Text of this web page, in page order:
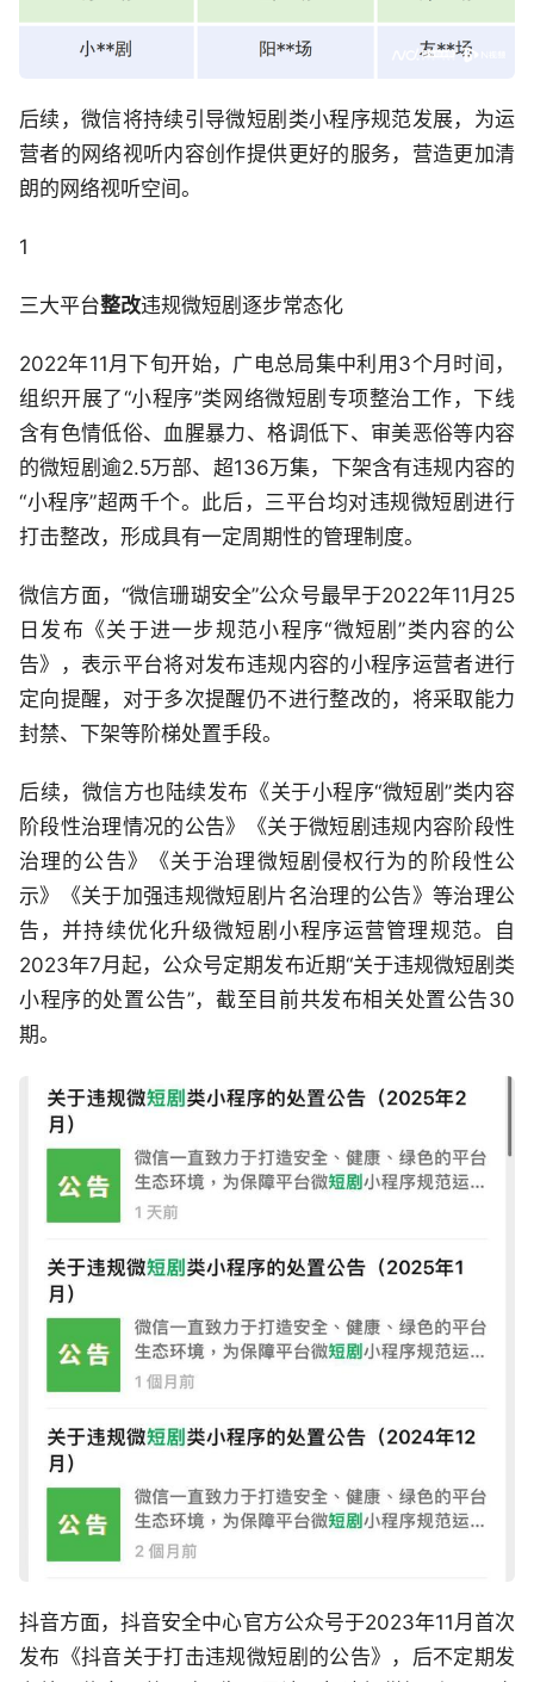
后续，微信将持续引导微短剧类小程序规范发展，为运
营者的网络视听内容创作提供更好的服务，营造更加清
朗的网络视听空间。
1
三大平台整改违规微短剧逐步常态化
2022年11月下旬开始，广电总局集中利用3个月时间，
组织开展了“小程序”类网络微短剧专项整治工作，下线
含有色情低俗、血腥暴力、格调低下、审美恶俗等内容
的微短剧逾2.5万部、超136万集，下架含有违规内容的
“小程序”超两千个。此后，三平台均对违规微短剧进行
打击整改，形成具有一定周期性的管理制度。
微信方面，“微信珊瑚安全”公众号最早于2022年11月25
日发布《关于进一步规范小程序“微短剧”类内容的公
告》，表示平台将对发布违规内容的小程序运营者进行
定向提醒，对于多次提醒仍不进行整改的，将采取能力
封禁、下架等阶梯处置手段。
后续，微信方也陆续发布《关于小程序“微短剧”类内容
阶段性治理情况的公告》《关于微短剧违规内容阶段性
治理的公告》《关于治理微短剧侵权行为的阶段性公
示》《关于加强违规微短剧片名治理的公告》等治理公
告，并持续优化升级微短剧小程序运营管理规范。自
2023年7月起，公众号定期发布近期“关于违规微短剧类
小程序的处置公告”，截至目前共发布相关处置公告30
期。
抖音方面，抖音安全中心官方公众号于2023年11月首次
发布《抖音关于打击违规微短剧的公告》，后不定期发